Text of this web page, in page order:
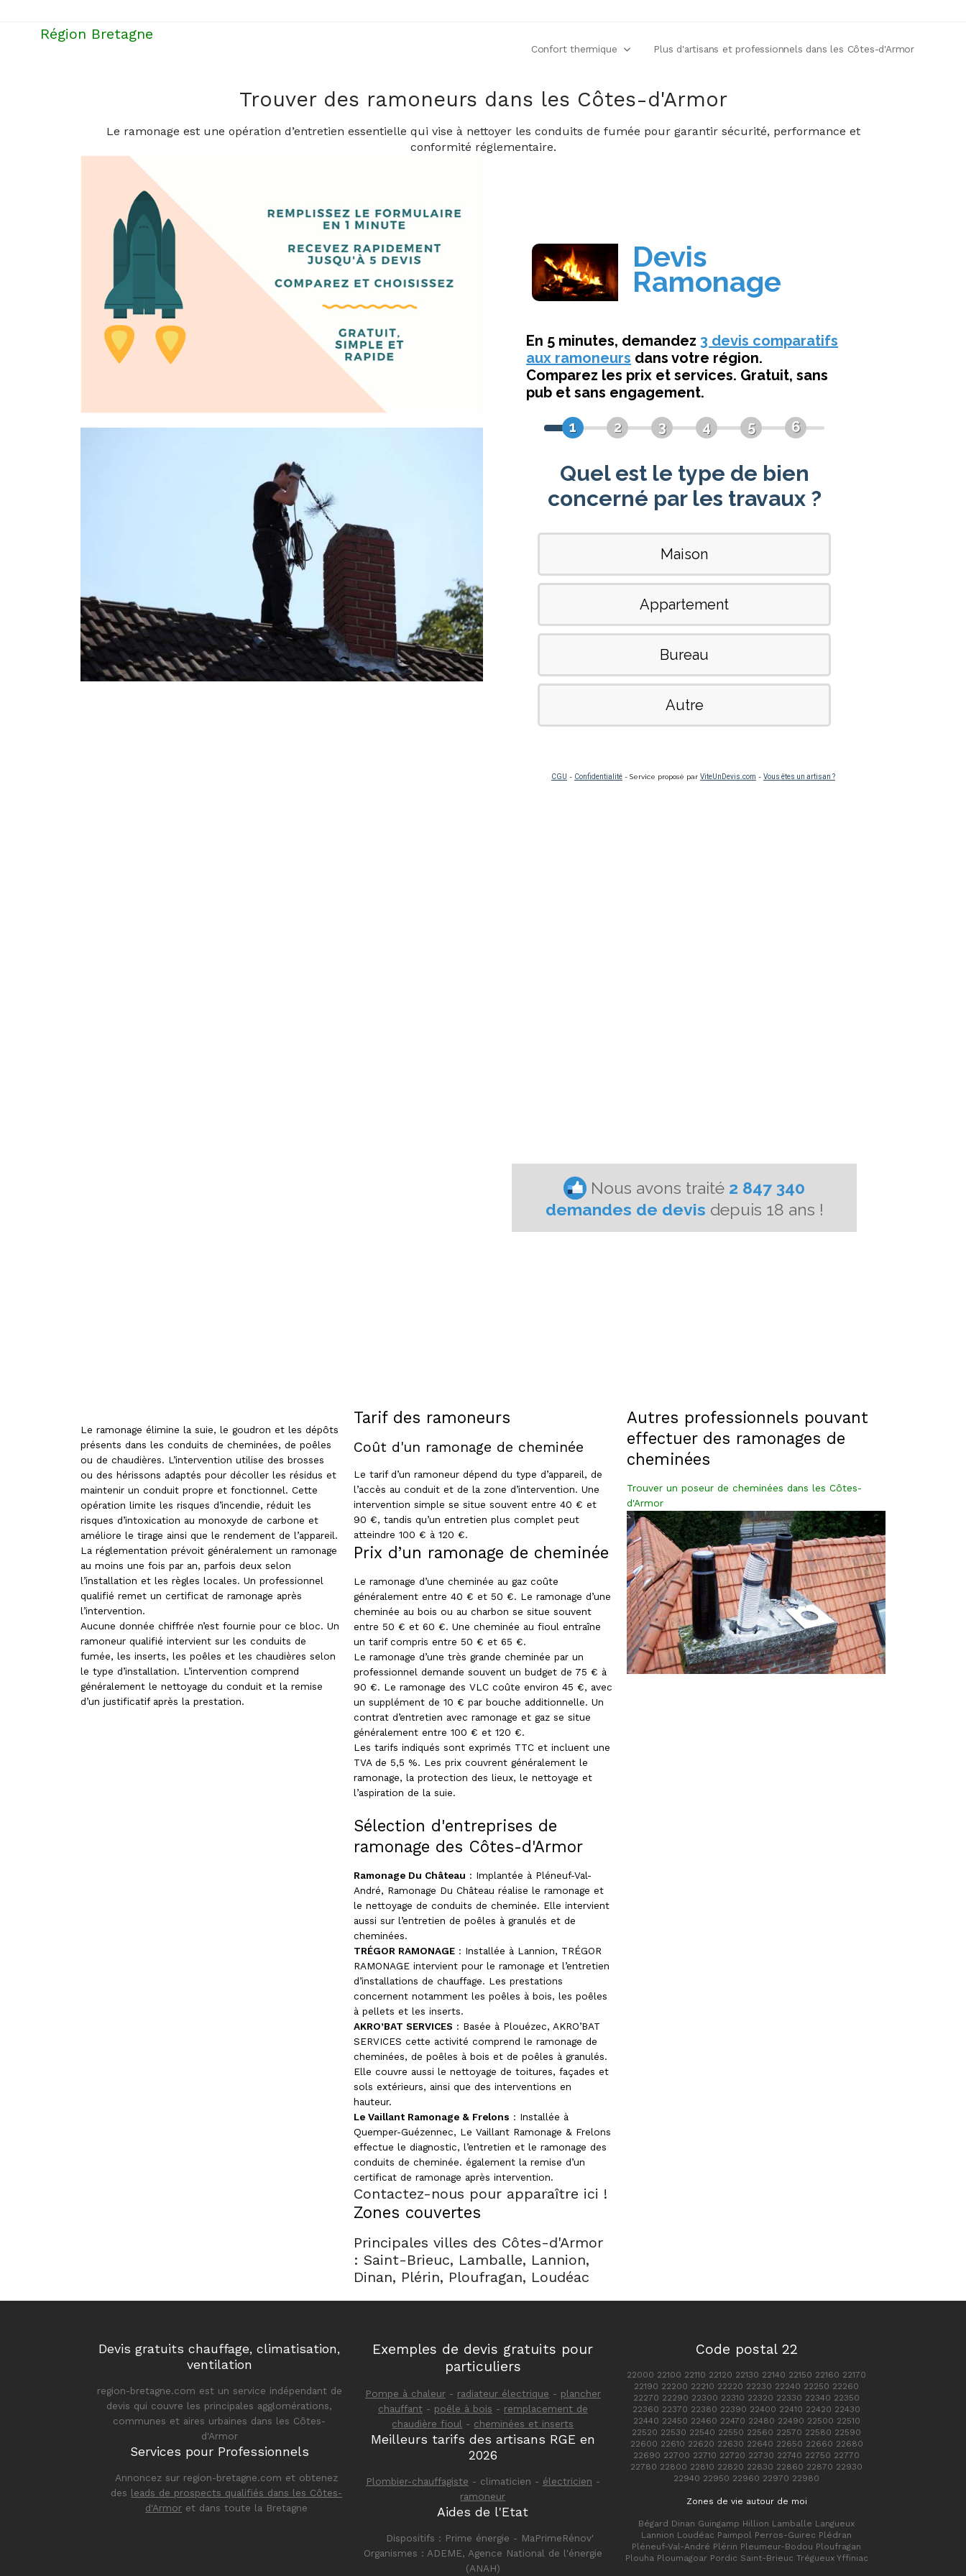
Région Bretagne
Confort thermique Plus d'artisans et professionnels dans les Côtes-d'Armor
Trouver des ramoneurs dans les Côtes-d'Armor
Le ramonage est une opération d’entretien essentielle qui vise à nettoyer les conduits de fumée pour garantir sécurité, performance et
conformité réglementaire.
Le ramonage élimine la suie, le goudron et les dépôts
présents dans les conduits de cheminées, de poêles
ou de chaudières. L’intervention utilise des brosses
ou des hérissons adaptés pour décoller les résidus et
maintenir un conduit propre et fonctionnel. Cette
opération limite les risques d’incendie, réduit les
risques d’intoxication au monoxyde de carbone et
améliore le tirage ainsi que le rendement de l’appareil.
La réglementation prévoit généralement un ramonage
au moins une fois par an, parfois deux selon
l’installation et les règles locales. Un professionnel
qualifié remet un certificat de ramonage après
l’intervention.
Aucune donnée chiffrée n’est fournie pour ce bloc. Un
ramoneur qualifié intervient sur les conduits de
fumée, les inserts, les poêles et les chaudières selon
le type d’installation. L’intervention comprend
généralement le nettoyage du conduit et la remise
d’un justificatif après la prestation.
Tarif des ramoneurs
Coût d'un ramonage de cheminée
Le tarif d’un ramoneur dépend du type d’appareil, de
l’accès au conduit et de la zone d’intervention. Une
intervention simple se situe souvent entre 40 € et
90 €, tandis qu’un entretien plus complet peut
atteindre 100 € à 120 €.
Prix d’un ramonage de cheminée
Le ramonage d’une cheminée au gaz coûte
généralement entre 40 € et 50 €. Le ramonage d’une
cheminée au bois ou au charbon se situe souvent
entre 50 € et 60 €. Une cheminée au fioul entraîne
un tarif compris entre 50 € et 65 €.
Le ramonage d’une très grande cheminée par un
professionnel demande souvent un budget de 75 € à
90 €. Le ramonage des VLC coûte environ 45 €, avec
un supplément de 10 € par bouche additionnelle. Un
contrat d’entretien avec ramonage et gaz se situe
généralement entre 100 € et 120 €.
Les tarifs indiqués sont exprimés TTC et incluent une
TVA de 5,5 %. Les prix couvrent généralement le
ramonage, la protection des lieux, le nettoyage et
l’aspiration de la suie.
Sélection d'entreprises de
ramonage des Côtes-d'Armor
Ramonage Du Château : Implantée à Pléneuf-Val-
André, Ramonage Du Château réalise le ramonage et
le nettoyage de conduits de cheminée. Elle intervient
aussi sur l’entretien de poêles à granulés et de
cheminées.
TRÉGOR RAMONAGE: Installée à Lannion, TRÉGOR
RAMONAGE intervient pour le ramonage et l’entretien
d’installations de chauffage. Les prestations
concernent notamment les poêles à bois, les poêles
à pellets et les inserts.
AKRO’BAT SERVICES : Basée à Plouézec, AKRO’BAT
SERVICES cette activité comprend le ramonage de
cheminées, de poêles à bois et de poêles à granulés.
Elle couvre aussi le nettoyage de toitures, façades et
sols extérieurs, ainsi que des interventions en
hauteur.
Le Vaillant Ramonage & Frelons : Installée à
Quemper-Guézennec, Le Vaillant Ramonage & Frelons
effectue le diagnostic, l’entretien et le ramonage des
conduits de cheminée. également la remise d’un
certificat de ramonage après intervention.
Contactez-nous pour apparaître ici !
Zones couvertes
Principales villes des Côtes-d'Armor
: Saint-Brieuc, Lamballe, Lannion,
Dinan, Plérin, Ploufragan, Loudéac
Autres professionnels pouvant
effectuer des ramonages de
cheminées
Trouver un poseur de cheminées dans les Côtes-
d'Armor
Devis gratuits chauffage, climatisation,
ventilation
region-bretagne.com est un service indépendant de
devis qui couvre les principales agglomérations,
communes et aires urbaines dans les Côtes-
d'Armor
Services pour Professionnels
Annoncez sur region-bretagne.com et obtenez
des leads de prospects qualifiés dans les Côtes-
d'Armor et dans toute la Bretagne
Exemples de devis gratuits pour
particuliers
Pompe à chaleur- radiateur électrique - plancher
chauffant- poêle à bois - remplacement de
chaudière fioul - cheminées et inserts
Meilleurs tarifs des artisans RGE en
2026
Plombier-chauffagiste - climaticien - électricien -
ramoneur
Aides de l'Etat
Dispositifs : Prime énergie - MaPrimeRénov'
Organismes : ADEME, Agence National de l'énergie
(ANAH)
Code postal 22
22000 22100 22110 22120 22130 22140 22150 22160 22170
22190 22200 22210 22220 22230 22240 22250 22260
22270 22290 22300 22310 22320 22330 22340 22350
22360 22370 22380 22390 22400 22410 22420 22430
22440 22450 22460 22470 22480 22490 22500 22510
22520 22530 22540 22550 22560 22570 22580 22590
22600 22610 22620 22630 22640 22650 22660 22680
22690 22700 22710 22720 22730 22740 22750 22770
22780 22800 22810 22820 22830 22860 22870 22930
22940 22950 22960 22970 22980
Zones de vie autour de moi
Bégard Dinan Guingamp Hillion Lamballe Langueux
Lannion Loudéac Paimpol Perros-Guirec Plédran
Pléneuf-Val-André Plérin Pleumeur-Bodou Ploufragan
Plouha Ploumagoar Pordic Saint-Brieuc Trégueux Yffiniac